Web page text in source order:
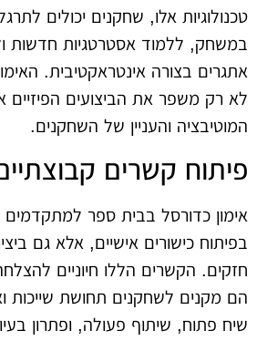
טכנולוגיות אלו, שחקנים יכולים
במשחק, ללמוד אסטרטגיות חדשות
אתגרים בצורה אינטראקטיבית.
לא רק משפר את הביצועים הפיזיים
המוטיבציה והעניין של השחקנים.
פיתוח קשרים
אימון כדורסל בבית ספר
בפיתוח כישורים אישיים, אלא גם
חזקים. הקשרים הללו חיוניים
הם מקנים לשחקנים תחושת שייכות
שיח פתוח, שיתוף פעולה, ופתרון